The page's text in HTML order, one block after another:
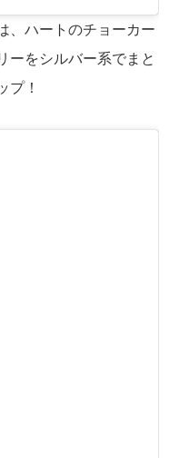
、ハートのチョーカー
ーをシルバー系でまと
プ！